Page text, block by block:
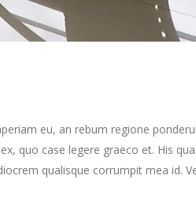
eu, an rebum regione
quo case legere graeco et. His
qualisque corrumpit mea id.